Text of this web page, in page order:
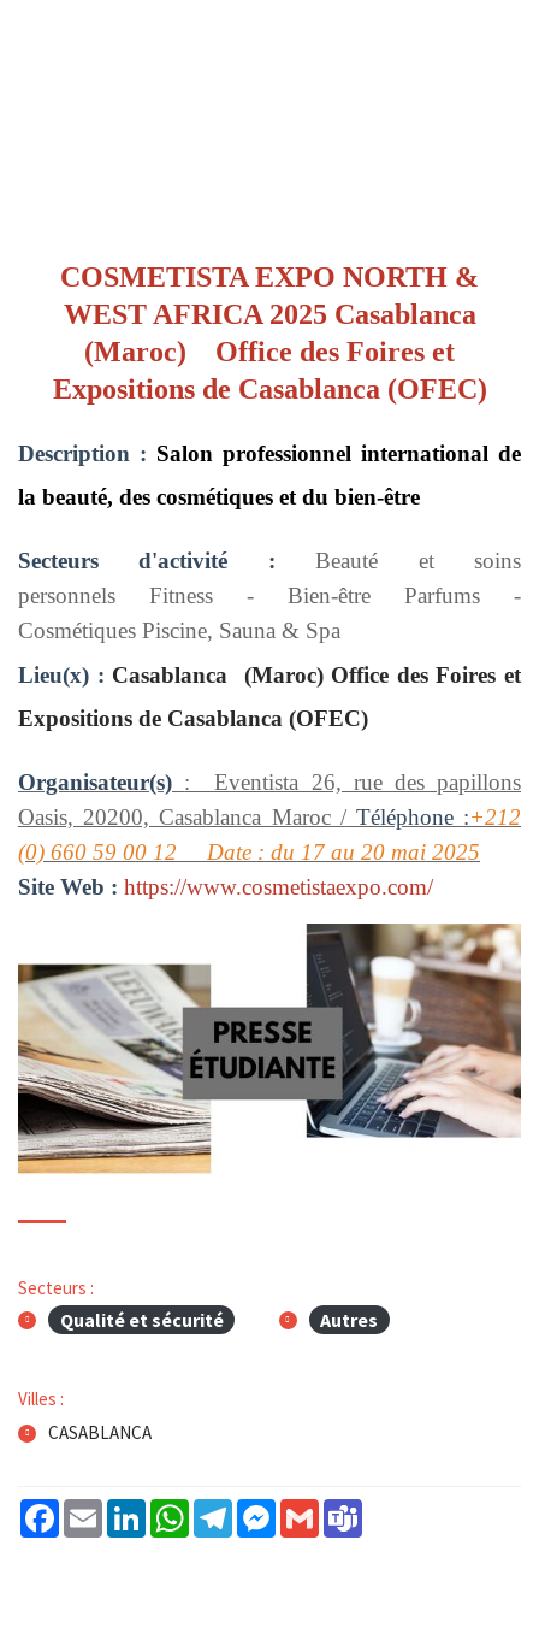
COSMETISTA EXPO NORTH &
WEST AFRICA 2025 Casablanca
(Maroc) Office des Foires et
Expositions de Casablanca (OFEC)
Description : Salon professionnel international de
la beauté, des cosmétiques et du bien-être
Secteurs d'activité :Beauté et soins
personnels Fitness - Bien-être Parfums -
Cosmétiques Piscine, Sauna & Spa
Lieu(x) : Casablanca (Maroc) Office des Foires et
Expositions de Casablanca (OFEC)
Organisateur(s) : Eventista 26, rue des papillons
Oasis, 20200, Casablanca Maroc /Téléphone :+212
(0) 660 59 00 12 Date : du 17 au 20 mai 2025
Site Web : https://www.cosmetistaexpo.com/
Secteurs :
Qualité et sécurité Autres
Villes :
CASABLANCA
Facebook
Email LinkedInWhatsAppTelegramMessenger
Gmail